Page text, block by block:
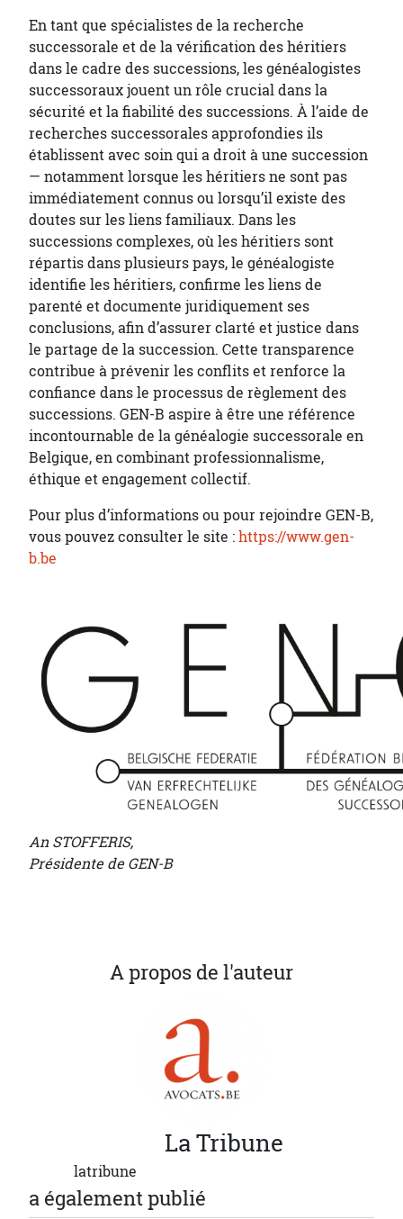
En tant que spécialistes de la recherche
successorale et de la vérification des héritiers
dans le cadre des successions, les généalogistes
successoraux jouent un rôle crucial dans la
sécurité et la fiabilité des successions. À l’aide de
recherches successorales approfondies ils
établissent avec soin qui a droit à une succession
— notamment lorsque les héritiers ne sont pas
immédiatement connus ou lorsqu’il existe des
doutes sur les liens familiaux. Dans les
successions complexes, où les héritiers sont
répartis dans plusieurs pays, le généalogiste
identifie les héritiers, confirme les liens de
parenté et documente juridiquement ses
conclusions, afin d’assurer clarté et justice dans
le partage de la succession. Cette transparence
contribue à prévenir les conflits et renforce la
confiance dans le processus de règlement des
successions. GEN-B aspire à être une référence
incontournable de la généalogie successorale en
Belgique, en combinant professionnalisme,
éthique et engagement collectif.
Pour plus d’informations ou pour rejoindre GEN-B,
vous pouvez consulter le site :https://www.gen-
b.be
An STOFFERIS,
Présidente de GEN-B
A propos de l'auteur
LaTribune
latribune
a également publié